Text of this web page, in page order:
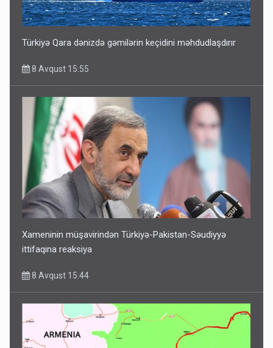
Türkiyə Qara dənizdə gəmilərin keçidini məhdudlaşdırır
8 Avqust 15:55
Xameninin müşavirindən Türkiyə-Pakistan-Səudiyyə
ittifaqına reaksiya
8 Avqust 15:44